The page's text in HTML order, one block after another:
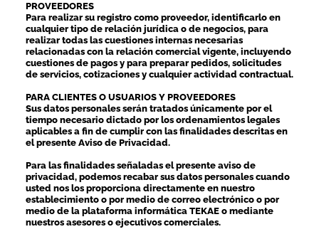
PROVEEDORES
Para realizar su registro como proveedor, identificarlo en
cualquier tipo de relación jurídica o de negocios, para
realizar todas las cuestiones internas necesarias
relacionadas con la relación comercial vigente, incluyendo
cuestiones de pagos y para preparar pedidos, solicitudes
de servicios, cotizaciones y cualquier actividad contractual.
PARA CLIENTES O USUARIOS Y PROVEEDORES
Sus datos personales serán tratados únicamente por el
tiempo necesario dictado por los ordenamientos legales
aplicables a fin de cumplir con las finalidades descritas en
el presente Aviso de Privacidad.
Para las finalidades señaladas el presente aviso de
privacidad, podemos recabar sus datos personales cuando
usted nos los proporciona directamente en nuestro
establecimiento o por medio de correo electrónico o por
medio de la plataforma informática TEKAE o mediante
nuestros asesores o ejecutivos comerciales.